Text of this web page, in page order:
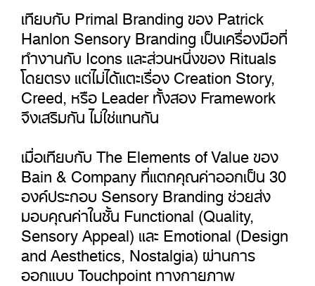
เทียบกับ Primal Branding ของ Patrick
Hanlon Sensory Branding เป็นเครื่องมือที่
ทำงานกับ Icons และส่วนหนึ่งของ Rituals
โดยตรง แต่ไม่ได้แตะเรื่อง Creation Story,
Creed, หรือ Leader ทั้งสอง Framework
จึงเสริมกัน ไม่ใช่แทนกัน
เมื่อเทียบกับ The Elements of Value ของ
Bain & Company ที่แตกคุณค่าออกเป็น 30
องค์ประกอบ Sensory Branding ช่วยส่ง
มอบคุณค่าในชั้น Functional (Quality,
Sensory Appeal) และ Emotional (Design
and Aesthetics, Nostalgia) ผ่านการ
ออกแบบ Touchpoint ทางกายภาพ